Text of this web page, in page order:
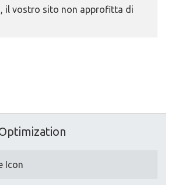
il vostro sito non approfitta di
Icon